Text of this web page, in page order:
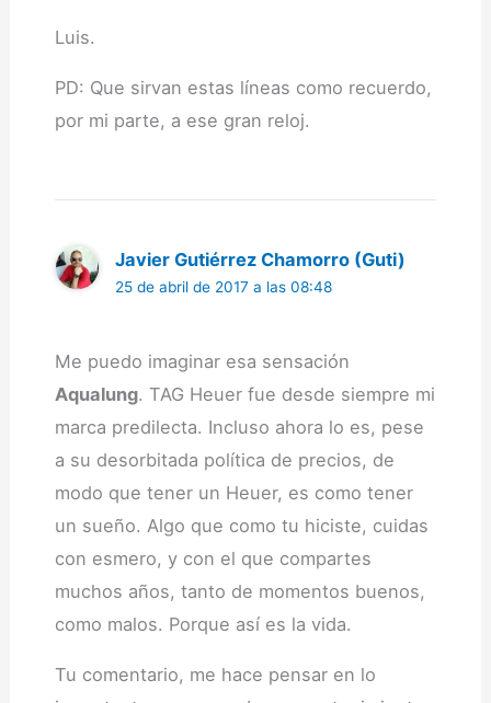
Luis.
PD: Que sirvan estas líneas como recuerdo,
por mi parte, a ese gran reloj.
Javier Gutiérrez Chamorro (Guti)
25 de abril de 2017 a las 08:48
Me puedo imaginar esa sensación
Aqualung. TAG Heuer fue desde siempre mi
marca predilecta. Incluso ahora lo es, pese
a su desorbitada política de precios, de
modo que tener un Heuer, es como tener
un sueño. Algo que como tu hiciste, cuidas
con esmero, y con el que compartes
muchos años, tanto de momentos buenos,
como malos. Porque así es la vida.
Tu comentario, me hace pensar en lo